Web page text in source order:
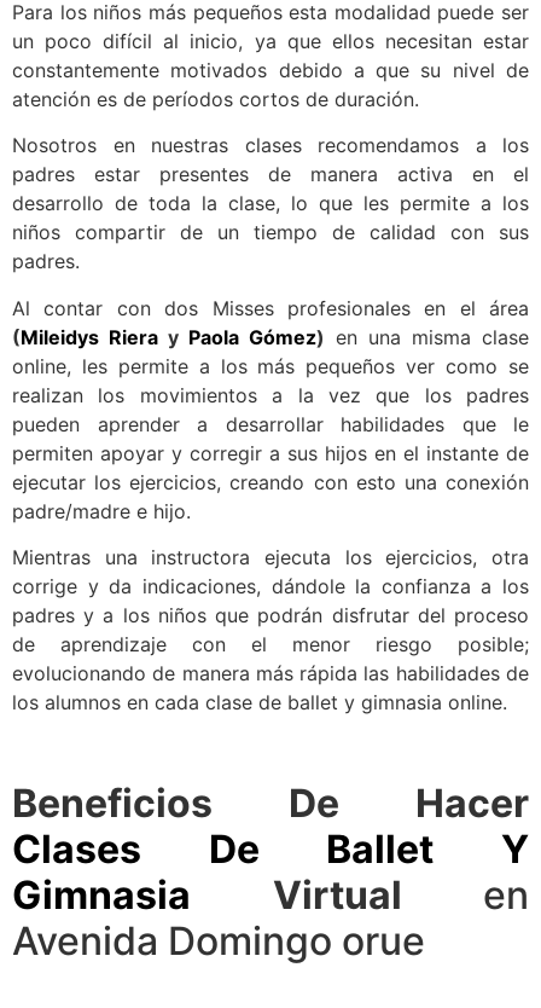
Para los niños más pequeños esta modalidad puede ser
un poco difícil al inicio, ya que ellos necesitan estar
constantemente motivados debido a que su nivel de
atención es de períodos cortos de duración.
Nosotros en nuestras clases recomendamos a los
padres estar presentes de manera activa en el
desarrollo de toda la clase, lo que les permite a los
niños compartir de un tiempo de calidad con sus
padres.
Al contar con dos Misses profesionales en el área
(Mileidys Riera y Paola Gómez) en una misma clase
online, les permite a los más pequeños ver como se
realizan los movimientos a la vez que los padres
pueden aprender a desarrollar habilidades que le
permiten apoyar y corregir a sus hijos en el instante de
ejecutar los ejercicios, creando con esto una conexión
padre/madre e hijo.
Mientras una instructora ejecuta los ejercicios, otra
corrige y da indicaciones, dándole la confianza a los
padres y a los niños que podrán disfrutar del proceso
de aprendizaje con el menor riesgo posible;
evolucionando de manera más rápida las habilidades de
los alumnos en cada clase de ballet y gimnasia online.
Beneficios De Hacer
Clases De Ballet Y
Gimnasia Virtual en
Avenida Domingo orue